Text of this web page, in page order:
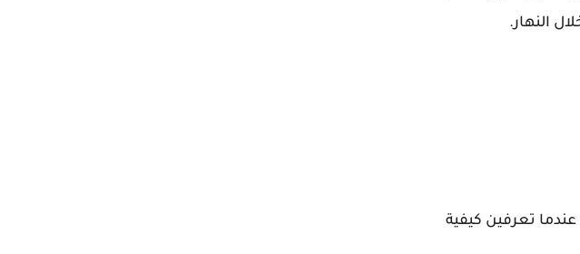
النهار.
تعرفين كيفية